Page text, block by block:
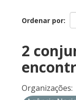
Ordenar por
2
Organizações: